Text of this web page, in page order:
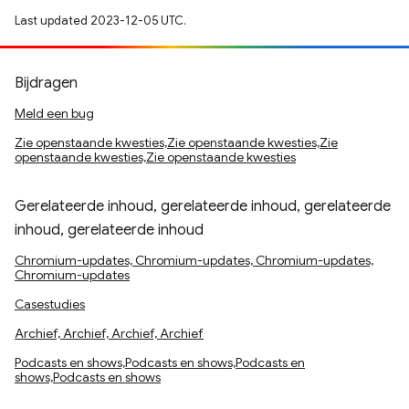
Last updated 2023-12-05 UTC.
Bijdragen
Meld een bug
Zie openstaande kwesties,Zie openstaande kwesties,Zie
openstaande kwesties,Zie openstaande kwesties
Gerelateerde inhoud, gerelateerde inhoud, gerelateerde
inhoud, gerelateerde inhoud
Chromium-updates, Chromium-updates, Chromium-updates,
Chromium-updates
Casestudies
Archief, Archief, Archief, Archief
Podcasts en shows,Podcasts en shows,Podcasts en
shows,Podcasts en shows